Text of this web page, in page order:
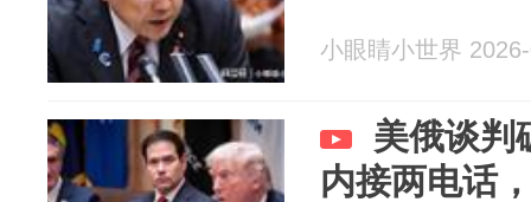
小眼睛小世界
美俄谈判
内接两电话